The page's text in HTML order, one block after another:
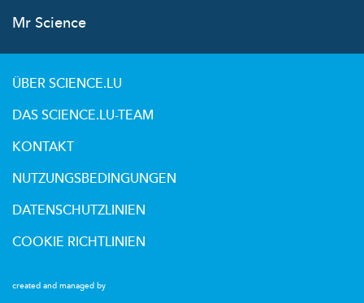
Mr Science
created and managed by
ÜBER SCIENCE.LU
DAS SCIENCE.LU-TEAM
KONTAKT
NUTZUNGSBEDINGUNGEN
DATENSCHUTZLINIEN
COOKIE RICHTLINIEN